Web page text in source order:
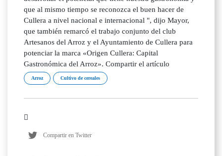
que al mismo tiempo se reconozca el buen hacer de
Cullera a nivel nacional e internacional ", dijo Mayor,
que también remarcó el trabajo conjunto del club
Artesanos del Arroz y el Ayuntamiento de Cullera para
potenciar la marca «Origen Cullera: Capital
Gastronómica del Arroz». Compartir el artículo
Arroz Cultivo de cereales
Compartir en Twitter